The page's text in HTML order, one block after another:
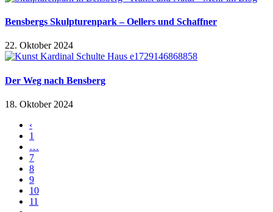
Bensbergs Skulpturenpark – Oellers und Schaffner
22. Oktober 2024
Der Weg nach Bensberg
18. Oktober 2024
‹
1
…
7
8
9
10
11